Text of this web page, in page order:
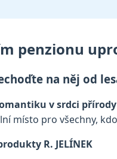
penzionu
na něj od
v srdci přírody
místo pro všechny,
R. JELÍNEK